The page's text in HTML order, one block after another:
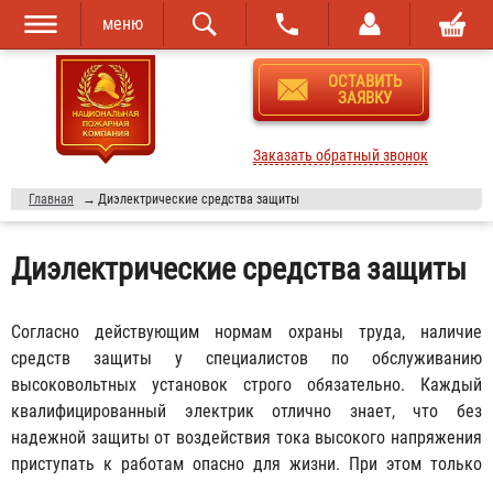
Перейти к
основному
содержанию
Skip to
navigation
меню
ОСТАВИТЬ
ЗАЯВКУ
Заказать обратный звонок
Главная → Диэлектрические средства защиты
Диэлектрические средства защиты
Согласно действующим нормам охраны труда, наличие
средств защиты у специалистов по обслуживанию
высоковольтных установок строго обязательно. Каждый
квалифицированный электрик отлично знает, что без
надежной защиты от воздействия тока высокого напряжения
приступать к работам опасно для жизни. При этом только